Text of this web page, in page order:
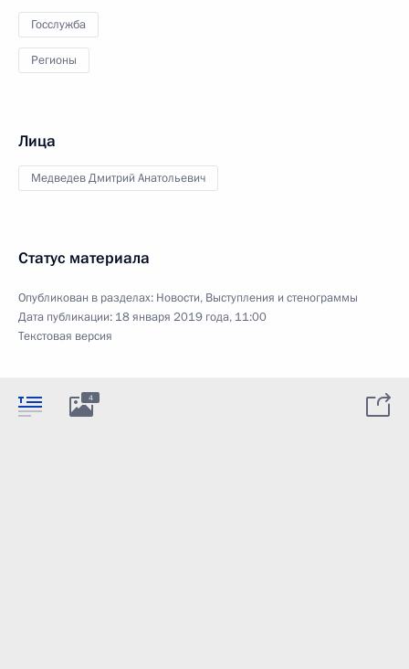
Госслужба
Регионы
Лица
Медведев Дмитрий Анатольевич
Статус материала
Опубликован в разделах: Новости, Выступления и стенограммы
Дата публикации: 18 января 2019 года, 11:00
Текстовая версия
4